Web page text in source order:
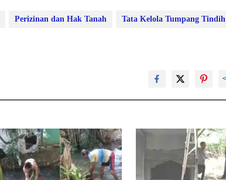
Perizinan dan Hak Tanah Tata Kelola Tumpang Tindih